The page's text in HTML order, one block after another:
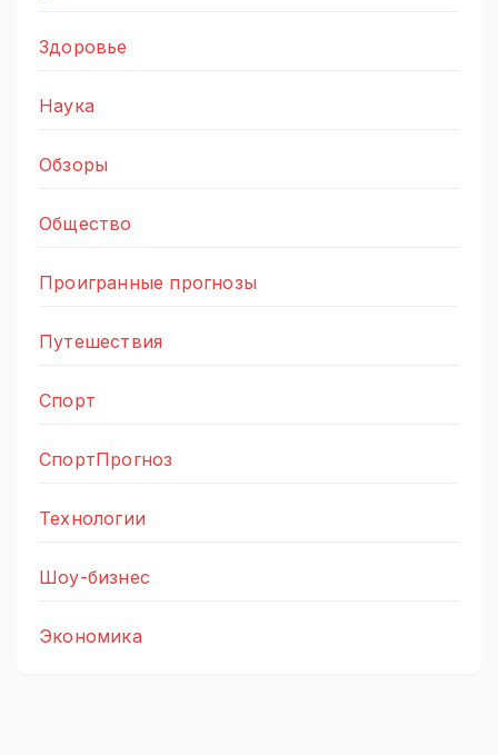
Здоровье
Наука
Обзоры
Общество
Проигранные прогнозы
Путешествия
Спорт
СпортПрогноз
Технологии
Шоу-бизнес
Экономика